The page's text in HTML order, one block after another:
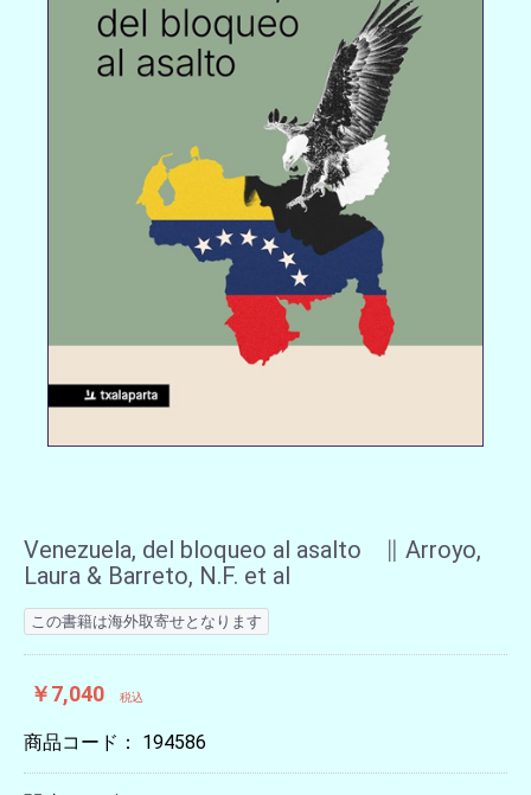
Venezuela, del bloqueo al asalto ∥ Arroyo,
Laura & Barreto, N.F. et al
この書籍は海外取寄せとなります
￥7,040 税込
商品コード： 194586